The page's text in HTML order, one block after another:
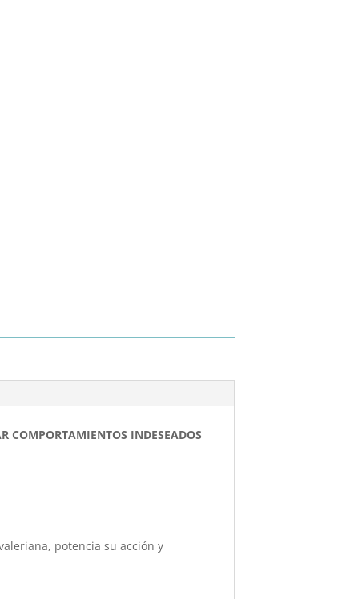
COMPORTAMIENTOS INDESEADOS
potencia su acción y